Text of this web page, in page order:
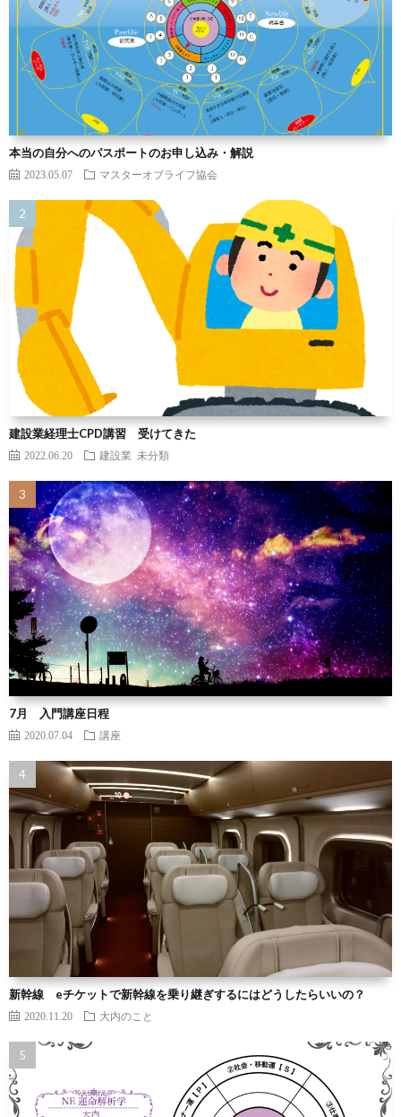
本当の自分へのパスポートのお申し込み・解説
2023.05.07 マスターオブライフ協会
建設業経理士CPD講習 受けてきた
2022.06.20 建設業 未分類
7月 入門講座日程
2020.07.04 講座
新幹線 eチケットで新幹線を乗り継ぎするにはどうしたらいいの？
2020.11.20 大内のこと